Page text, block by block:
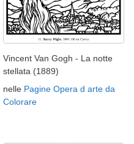
Vincent Van Gogh - La notte
stellata (1889)
nelle Pagine Opera d arte da
Colorare